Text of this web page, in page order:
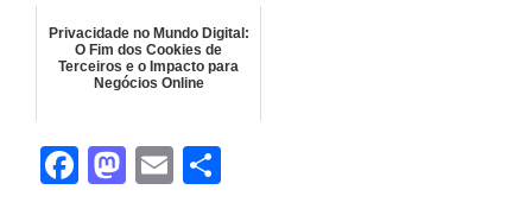
Privacidade no Mundo Digital:
O Fim dos Cookies de
Terceiros e o Impacto para
Negócios Online
F
M E